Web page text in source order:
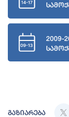
2009-
გაზიარება